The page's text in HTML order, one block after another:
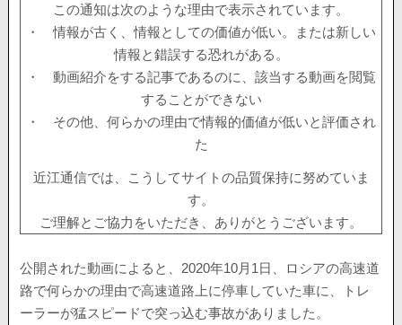
この通知は次のような理由で表示されています。
・ 情報が古く、情報としての価値が低い。または新しい
情報と錯誤する恐れがある。
・ 動画紹介をする記事であるのに、該当する動画を閲覧
することができない
・ その他、何らかの理由で情報的価値が低いと評価され
た
近江通信では、こうしてサイトの品質保持に努めていま
す。
ご理解とご協力をいただき、ありがとうございます。
公開された動画によると、2020年10月1日、ロシアの高速道
路で何らかの理由で高速道路上に停車していた車に、トレ
ーラーが猛スピードで突っ込む事故がありました。